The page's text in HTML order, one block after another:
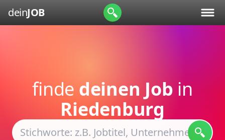
deinJOB
finde deinen Job in
Riedenburg